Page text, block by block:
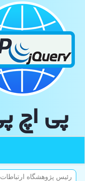
پی اچ
رئیس پژوهشگاه